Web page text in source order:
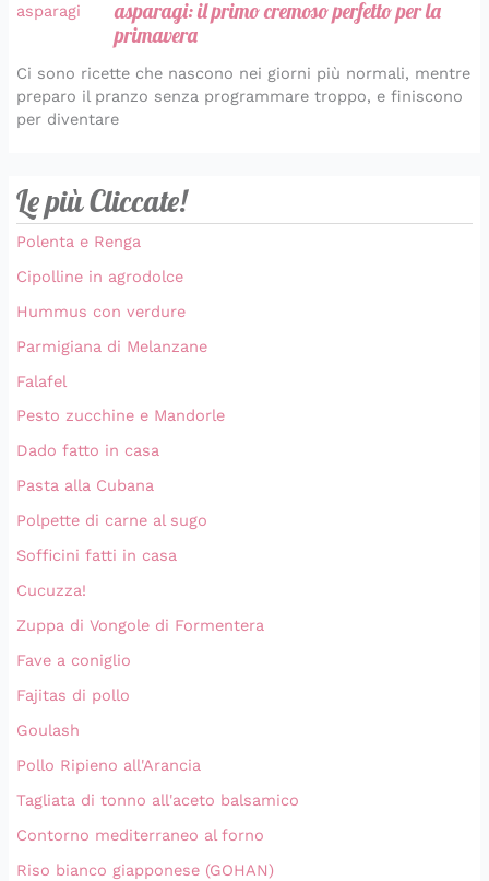
asparagi: il primo cremoso perfetto per la
primavera
Ci sono ricette che nascono nei giorni più normali, mentre
preparo il pranzo senza programmare troppo, e finiscono
per diventare
Le più Cliccate!
Polenta e Renga
Cipolline in agrodolce
Hummus con verdure
Parmigiana di Melanzane
Falafel
Pesto zucchine e Mandorle
Dado fatto in casa
Pasta alla Cubana
Polpette di carne al sugo
Sofficini fatti in casa
Cucuzza!
Zuppa di Vongole di Formentera
Fave a coniglio
Fajitas di pollo
Goulash
Pollo Ripieno all'Arancia
Tagliata di tonno all'aceto balsamico
Contorno mediterraneo al forno
Riso bianco giapponese (GOHAN)